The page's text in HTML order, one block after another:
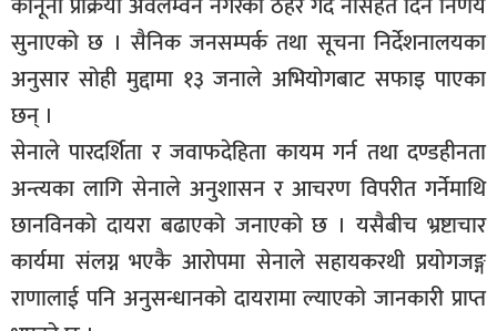
सुनाएको छ । सैनिक जनसम्पर्क तथा सूचना निर्देशनालयका
अनुसार सोही मुद्दामा १३ जनाले अभियोगबाट सफाइ पाएका
छन् ।
सेनाले पारदर्शिता र जवाफदेहिता कायम गर्न तथा दण्डहीनता
अन्त्यका लागि सेनाले अनुशासन र आचरण विपरीत गर्नेमाथि
छानविनको दायरा बढाएको जनाएको छ । यसैबीच भ्रष्टाचार
कार्यमा संलग्न भएकै आरोपमा सेनाले सहायकरथी प्रयोगजङ्ग
राणालाई पनि अनुसन्धानको दायरामा ल्याएको जानकारी प्राप्त